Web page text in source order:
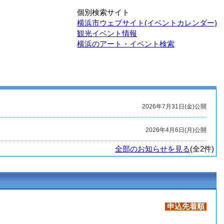
個別検索サイト
横浜市ウェブサイト(イベントカレンダー)
観光イベント情報
横浜のアート・イベント検索
2026年7月31日(金)公開
2026年4月6日(月)公開
全部のお知らせを見る(全2件)
申込先着順